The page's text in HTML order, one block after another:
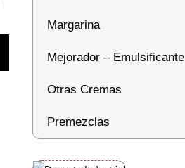
Margarina
Mejorador – Emulsificante
Otras Cremas
Premezclas